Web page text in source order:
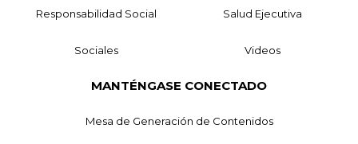
Responsabilidad Social Salud Ejecutiva
Sociales Videos
MANTÉNGASE CONECTADO
Mesa de Generación de Contenidos